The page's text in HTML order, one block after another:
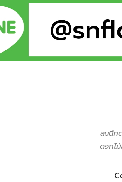
สมนึก
ดอกไ